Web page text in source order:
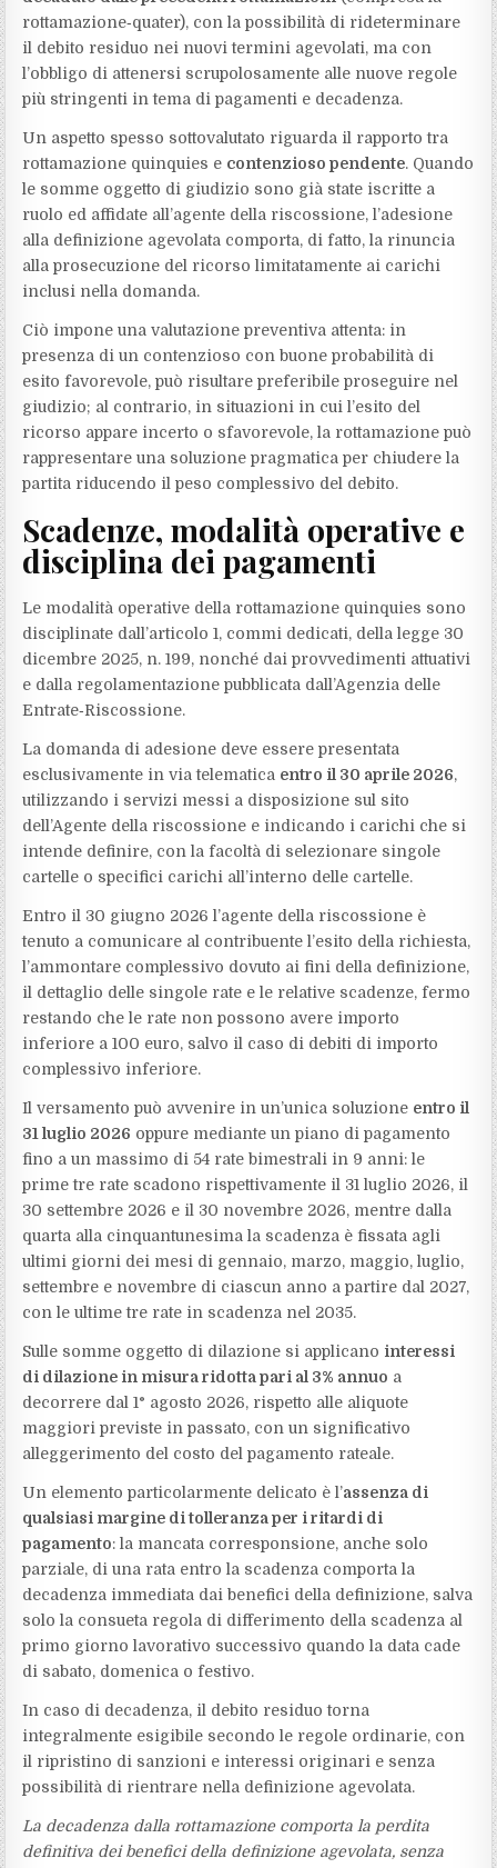
rottamazione‑quater), con la possibilità di rideterminare
il debito residuo nei nuovi termini agevolati, ma con
l’obbligo di attenersi scrupolosamente alle nuove regole
più stringenti in tema di pagamenti e decadenza.
Un aspetto spesso sottovalutato riguarda il rapporto tra
rottamazione quinquies e contenzioso pendente. Quando
le somme oggetto di giudizio sono già state iscritte a
ruolo ed affidate all’agente della riscossione, l’adesione
alla definizione agevolata comporta, di fatto, la rinuncia
alla prosecuzione del ricorso limitatamente ai carichi
inclusi nella domanda.
Ciò impone una valutazione preventiva attenta: in
presenza di un contenzioso con buone probabilità di
esito favorevole, può risultare preferibile proseguire nel
giudizio; al contrario, in situazioni in cui l’esito del
ricorso appare incerto o sfavorevole, la rottamazione può
rappresentare una soluzione pragmatica per chiudere la
partita riducendo il peso complessivo del debito.​
Scadenze, modalità operative e
disciplina dei pagamenti
Le modalità operative della rottamazione quinquies sono
disciplinate dall’articolo 1, commi dedicati, della legge 30
dicembre 2025, n. 199, nonché dai provvedimenti attuativi
e dalla regolamentazione pubblicata dall’Agenzia delle
Entrate‑Riscossione.
La domanda di adesione deve essere presentata
esclusivamente in via telematica entro il 30 aprile 2026,
utilizzando i servizi messi a disposizione sul sito
dell’Agente della riscossione e indicando i carichi che si
intende definire, con la facoltà di selezionare singole
cartelle o specifici carichi all’interno delle cartelle.
Entro il 30 giugno 2026 l’agente della riscossione è
tenuto a comunicare al contribuente l’esito della richiesta,
l’ammontare complessivo dovuto ai fini della definizione,
il dettaglio delle singole rate e le relative scadenze, fermo
restando che le rate non possono avere importo
inferiore a 100 euro, salvo il caso di debiti di importo
complessivo inferiore.
Il versamento può avvenire in un’unica soluzione entro il
31 luglio 2026 oppure mediante un piano di pagamento
fino a un massimo di 54 rate bimestrali in 9 anni: le
prime tre rate scadono rispettivamente il 31 luglio 2026, il
30 settembre 2026 e il 30 novembre 2026, mentre dalla
quarta alla cinquantunesima la scadenza è fissata agli
ultimi giorni dei mesi di gennaio, marzo, maggio, luglio,
settembre e novembre di ciascun anno a partire dal 2027,
con le ultime tre rate in scadenza nel 2035.
Sulle somme oggetto di dilazione si applicano interessi
di dilazione in misura ridotta pari al 3% annuo a
decorrere dal 1° agosto 2026, rispetto alle aliquote
maggiori previste in passato, con un significativo
alleggerimento del costo del pagamento rateale.
Un elemento particolarmente delicato è l’assenza di
qualsiasi margine di tolleranza per i ritardi di
pagamento: la mancata corresponsione, anche solo
parziale, di una rata entro la scadenza comporta la
decadenza immediata dai benefici della definizione, salva
solo la consueta regola di differimento della scadenza al
primo giorno lavorativo successivo quando la data cade
di sabato, domenica o festivo.
In caso di decadenza, il debito residuo torna
integralmente esigibile secondo le regole ordinarie, con
il ripristino di sanzioni e interessi originari e senza
possibilità di rientrare nella definizione agevolata.
La decadenza dalla rottamazione comporta la perdita
definitiva dei benefici della definizione agevolata, senza